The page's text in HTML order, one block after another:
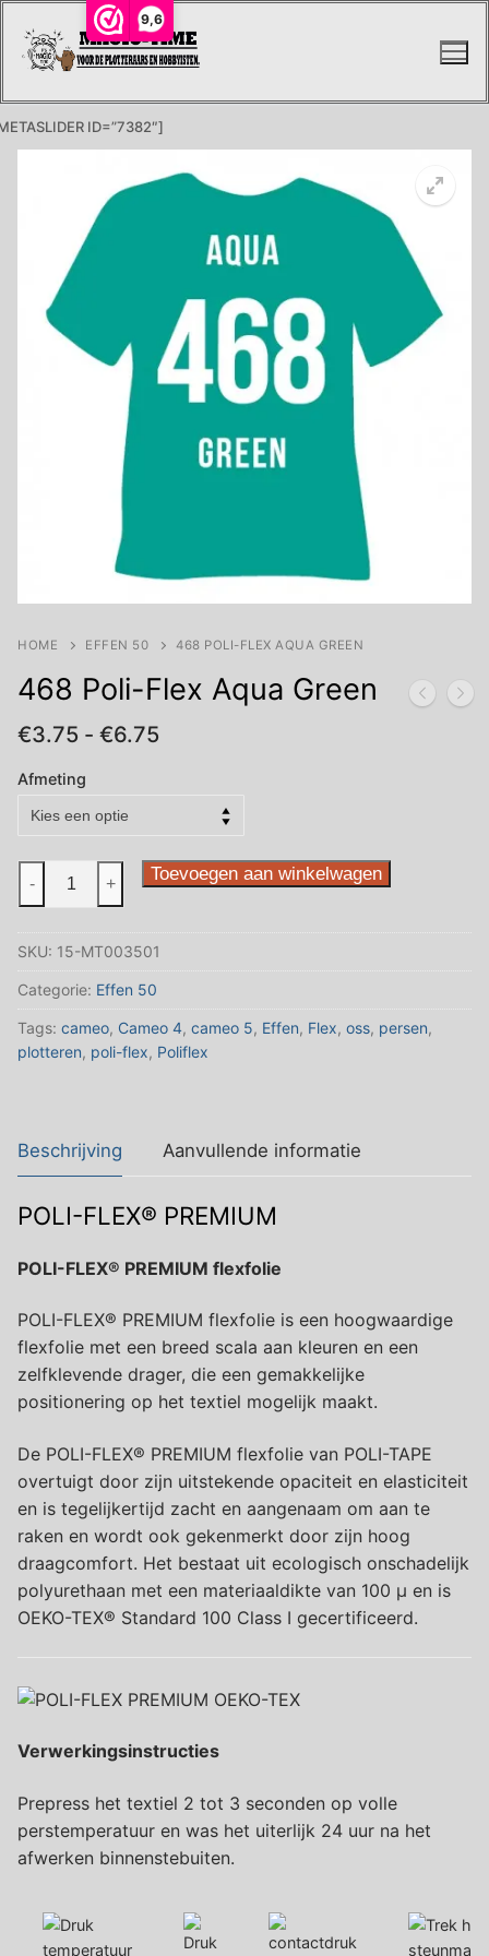
9,6
naar
ID=”7382″]
HOME EFFEN 50 468 POLI-FLEX AQUA GREEN
468 Poli-Flex Aqua Green
€3.75 - €6.75Prijsklasse:
Afmeting
Aqua
Green
- + Toevoegen aan winkelwagen
SKU: 15-MT003501
Categorie: Effen 50
Tags: cameo, Cameo 4, cameo 5, Effen, Flex, oss, persen,
plotteren, poli-flex, Poliflex
Beschrijving Aanvullende informatie
POLI-FLEX® PREMIUM
POLI-FLEX® PREMIUM flexfolie
POLI-FLEX® PREMIUM flexfolie is een hoogwaardige
flexfolie met een breed scala aan kleuren en een
zelfklevende drager, die een gemakkelijke
positionering op het textiel mogelijk maakt.
De POLI-FLEX® PREMIUM flexfolie van POLI-TAPE
overtuigt door zijn uitstekende opaciteit en elasticiteit
en is tegelijkertijd zacht en aangenaam om aan te
raken en wordt ook gekenmerkt door zijn hoog
draagcomfort. Het bestaat uit ecologisch onschadelijk
polyurethaan met een materiaaldikte van 100 µ en is
OEKO-TEX® Standard 100 Class I gecertificeerd.
Verwerkingsinstructies
Prepress het textiel 2 tot 3 seconden op volle
perstemperatuur en was het uiterlijk 24 uur na het
afwerken binnenstebuiten.